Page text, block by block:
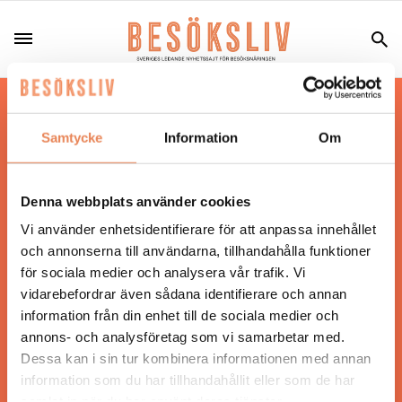
Samtycke Information Om
Denna webbplats använder cookies
Vi använder enhetsidentifierare för att anpassa innehållet
och annonserna till användarna, tillhandahålla funktioner
för sociala medier och analysera vår trafik. Vi
vidarebefordrar även sådana identifierare och annan
information från din enhet till de sociala medier och
annons- och analysföretag som vi samarbetar med.
Dessa kan i sin tur kombinera informationen med annan
information som du har tillhandahållit eller som de har
Hos oss läser du landets mest uppdaterade
nyheter och snackisar inom besöksnäringen.
Besöksliv i sin tryckta form är ett affärsmagasin
Tidningen ges ut avVisita
ANSVARIG UTGIVARE
Jonas Siljhammar
UPPHOVSRÄTT